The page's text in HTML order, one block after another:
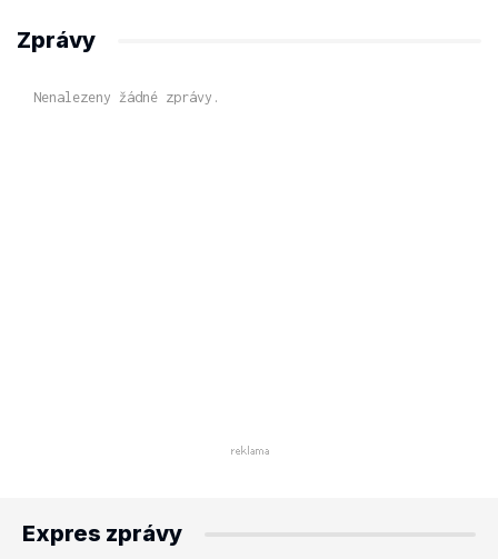
Zprávy
Nenalezeny žádné zprávy.
Expres zprávy